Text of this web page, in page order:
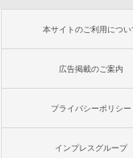
本サイトのご利用につい
広告掲載のご案内
プライバシーポリシー
インプレスグループ